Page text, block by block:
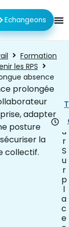
Echangeons
Formation
les RPS
absence
prolongée
adapter
posture
la
collectif.
1
u
r
S
u
r
p
l
a
c
e